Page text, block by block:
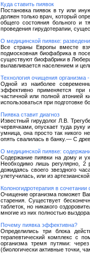
Куда ставить пиявок
Постановка пиявок в ту или
должен только врач, который
общего состояния больного и
проведения гирудотерапии,
О медицинской пиявке:
Все страны Европы вместе
подмосковная биофабрика в
существуют биофабрики в
вылавливается населением и
Технология очищения организма
Одной из наиболее
эффективно применяется при
частичной или полной атонией
использоваться при подготовке
Пиявка ставит диагноз
Известный гирудолог Л.В.
червячками, опускает туда
умница, она просто так никого
опять свалилась в банку.— С
О медицинской пиявке:
Содержание пиявки на дому и
Необходимо лишь регулярно, 2
дожидаясь своего звездного
улетучилась, или из
Колоногидротерапия в сочетании
Очищение организма поможет
старения. Существует
таблеток, но никакого
многие из них полностью
Почему пиявка эффективна?
Определились три блока
терапевтический комплекс с
организма тремя путями:
(биологически активные точки,